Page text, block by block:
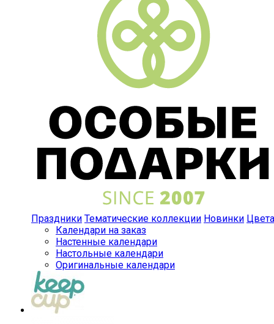
Праздники Тематические коллекции Новинки Цвета
Календари на заказ
Настенные календари
Настольные календари
Оригинальные календари